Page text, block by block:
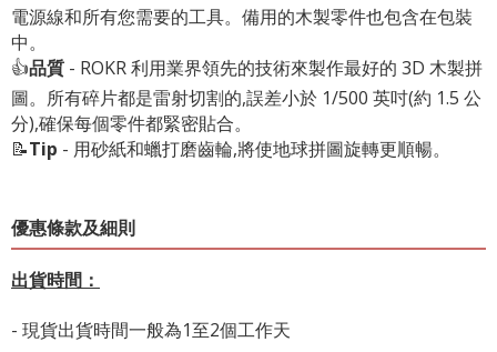
電源線和所有您需要的工具。備用的木製零件也包含在包裝
中。
👍品質 - ROKR 利用業界領先的技術來製作最好的 3D 木製拼
圖。所有碎片都是雷射切割的,誤差小於 1/500 英吋(約 1.5 公
分),確保每個零件都緊密貼合。
📝Tip - 用砂紙和蠟打磨齒輪,將使地球拼圖旋轉更順暢。
優惠條款及細則
出貨時間：
- 現貨出貨時間一般為1至2個工作天